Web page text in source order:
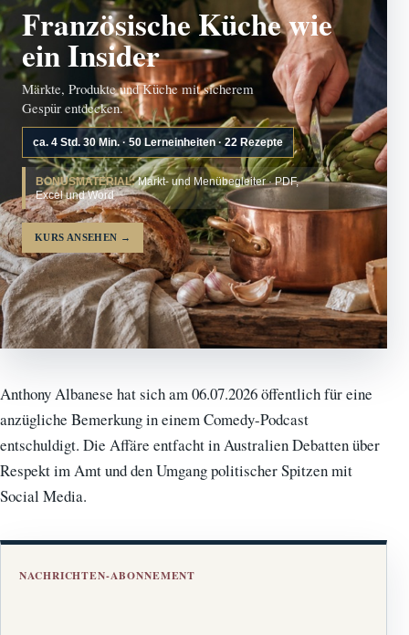
Französische Küche wie
ein Insider
Märkte, Produkte und Küche mit sicherem
Gespür entdecken.
ca. 4 Std. 30 Min. · 50 Lerneinheiten · 22 Rezepte
BONUSMATERIAL:Markt- und Menübegleiter · PDF,
Excel und Word
KURS ANSEHEN →
Anthony Albanese hat sich am 06.07.2026 öffentlich für eine
anzügliche Bemerkung in einem Comedy-Podcast
entschuldigt. Die Affäre entfacht in Australien Debatten über
Respekt im Amt und den Umgang politischer Spitzen mit
Social Media.
NACHRICHTEN-ABONNEMENT